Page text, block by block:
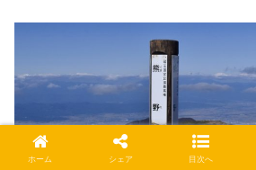
ホーム シェア 目次へ